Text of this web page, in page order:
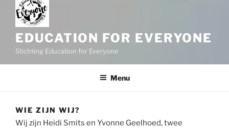
EDUCATION FOR EVERYONE
Stichting Education for Everyone
Menu
WIE ZIJN WIJ?
Wij zijn Heidi Smits en Yvonne Geelhoed, twee